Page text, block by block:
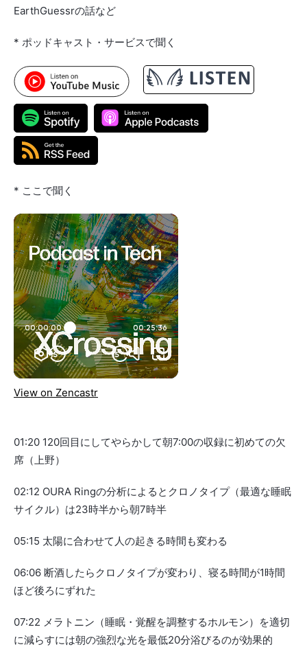
EarthGuessrの話など
* ポッドキャスト・サービスで聞く
* ここで聞く
View on Zencastr
01:20 120回目にしてやらかして朝7:00の収録に初めての欠
席（上野）
02:12 OURA Ringの分析によるとクロノタイプ（最適な睡眠
サイクル）は23時半から朝7時半
05:15 太陽に合わせて人の起きる時間も変わる
06:06 断酒したらクロノタイプが変わり、寝る時間が1時間
ほど後ろにずれた
07:22 メラトニン（睡眠・覚醒を調整するホルモン）を適切
に減らすには朝の強烈な光を最低20分浴びるのが効果的